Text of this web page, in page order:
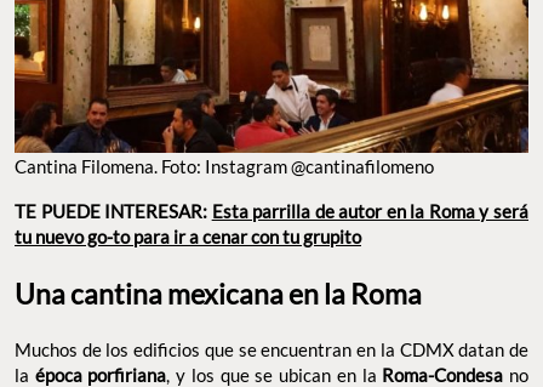
Cantina Filomena. Foto: Instagram @cantinafilomeno
TE PUEDE INTERESAR: Esta parrilla de autor en la Roma y será
tu nuevo go-to para ir a cenar con tu grupito
Una cantina mexicana en la Roma
Muchos de los edificios que se encuentran en la CDMX datan de
la época porfiriana, y los que se ubican en la Roma-Condesa no